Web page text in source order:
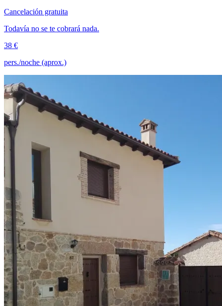
Cancelación gratuita
Todavía no se te cobrará nada.
38 €
pers./noche (aprox.)